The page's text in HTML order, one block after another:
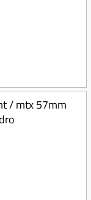
/ mtx 57mm